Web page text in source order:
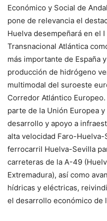
Económico y Social de
pone de relevancia el
Huelva desempeñará en el
Transnacional Atlántica
más importante de España
producción de hidrógeno
multimodal del suroeste
Corredor Atlántico
parte de la Unión Europea
desarrollo y apoyo a
alta velocidad Faro-
ferrocarril Huelva-Sevilla
carreteras de la A-49
Extremadura), así como
hídricas y eléctricas,
el desarrollo económico de